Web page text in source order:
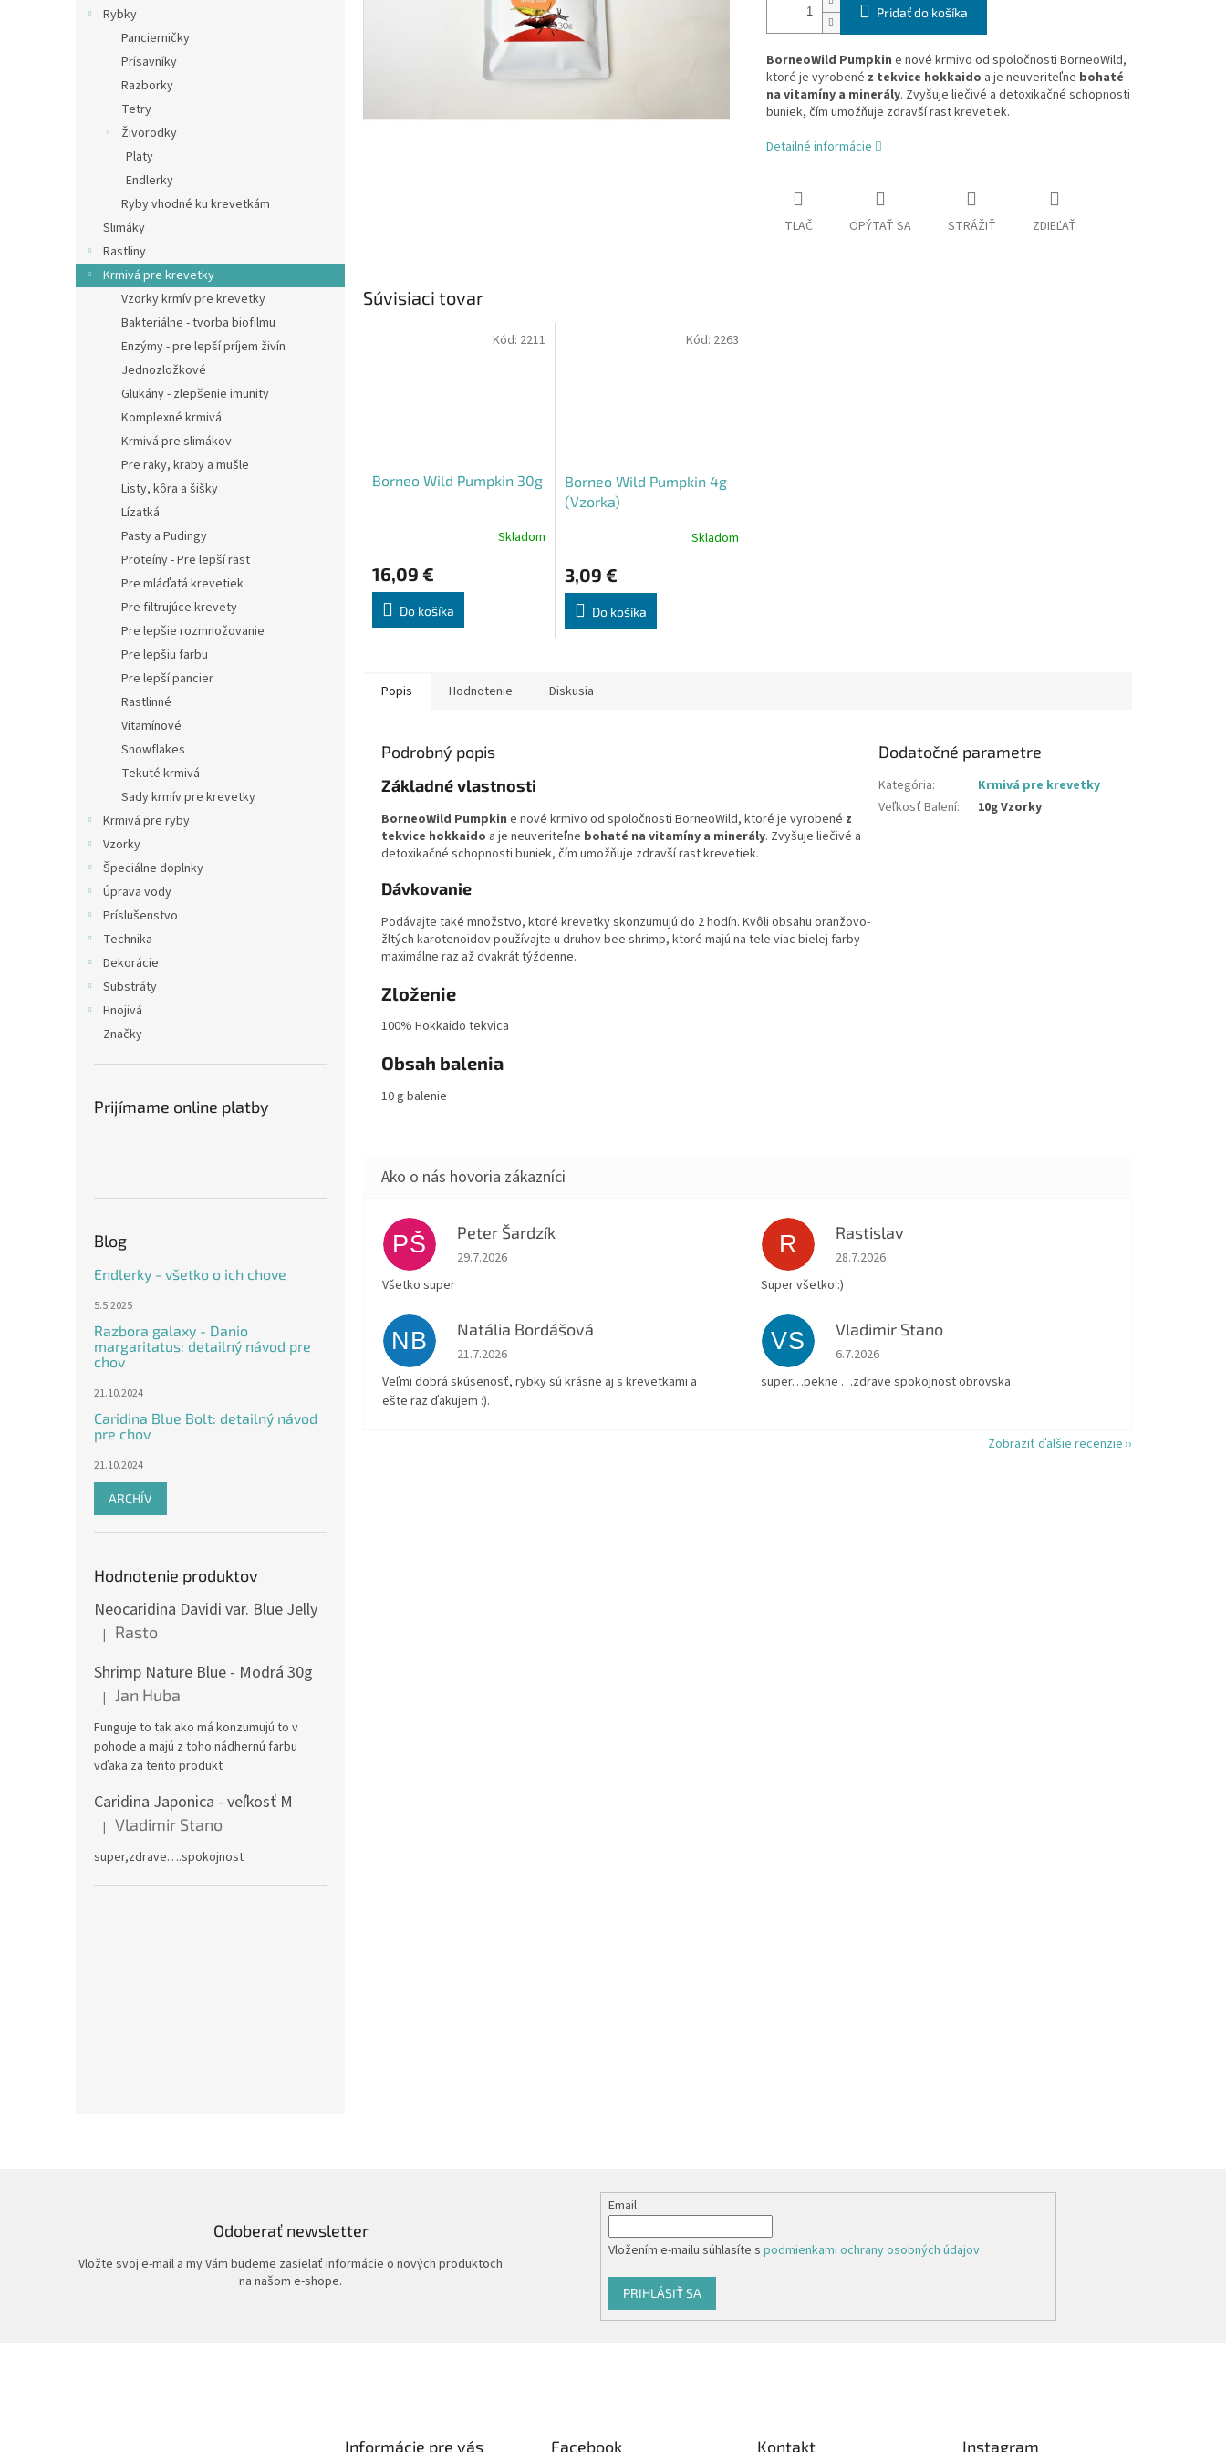
Rybky
Pancierničky
Prísavníky
Razborky
Tetry
Živorodky
Platy
Endlerky
Ryby vhodné ku krevetkám
Slimáky
Rastliny
Krmivá pre krevetky
Vzorky krmív pre krevetky
Bakteriálne - tvorba biofilmu
Enzýmy - pre lepší príjem živín
Jednozložkové
Glukány - zlepšenie imunity
Komplexné krmivá
Krmivá pre slimákov
Pre raky, kraby a mušle
Listy, kôra a šišky
Lízatká
Pasty a Pudingy
Proteíny - Pre lepší rast
Pre mláďatá krevetiek
Pre filtrujúce krevety
Pre lepšie rozmnožovanie
Pre lepšiu farbu
Pre lepší pancier
Rastlinné
Vitamínové
Snowflakes
Tekuté krmivá
Sady krmív pre krevetky
Krmivá pre ryby
Vzorky
Špeciálne doplnky
Úprava vody
Príslušenstvo
Technika
Dekorácie
Substráty
Hnojivá
Značky
Prijímame online platby
Blog
Endlerky - všetko o ich chove
5.5.2025
Razbora galaxy - Danio
margaritatus: detailný návod pre
chov
21.10.2024
Caridina Blue Bolt: detailný návod
pre chov
21.10.2024
ARCHÍV
Hodnotenie produktov
Neocaridina Davidi var. Blue Jelly
Hodnotenie produktu je 5 z 5 hviezdičiek.
| Rasto
Shrimp Nature Blue - Modrá 30g
Hodnotenie produktu je 5 z 5 hviezdičiek.
| Jan Huba
Funguje to tak ako má konzumujú to v
pohode a majú z toho nádhernú farbu
vďaka za tento produkt
Caridina Japonica - veľkosť M
Hodnotenie produktu je 5 z 5 hviezdičiek.
| Vladimir Stano
super,zdrave….spokojnost
Pridať do košíka
BorneoWild Pumpkin e nové krmivo od spoločnosti BorneoWild,
ktoré je vyrobené z tekvice hokkaido a je neuveriteľne bohaté
na vitamíny a minerály. Zvyšuje liečivé a detoxikačné schopnosti
buniek, čím umožňuje zdravší rast krevetiek.
Detailné informácie
TLAČ OPÝTAŤ SA STRÁŽIŤ ZDIEĽAŤ
Súvisiaci tovar
Borneo Wild Pumpkin 30g
produktu
je
5,0
z
Skladom
16,09 €
Do košíka
Kód: 2211
Borneo Wild Pumpkin 4g
(Vzorka)
Skladom
3,09 €
Do košíka
Kód: 2263
Popis Hodnotenie Diskusia
Podrobný popis
Základné vlastnosti
BorneoWild Pumpkin e nové krmivo od spoločnosti BorneoWild, ktoré je vyrobené z
tekvice hokkaido a je neuveriteľne bohaté na vitamíny a minerály. Zvyšuje liečivé a
detoxikačné schopnosti buniek, čím umožňuje zdravší rast krevetiek.
Dávkovanie
Podávajte také množstvo, ktoré krevetky skonzumujú do 2 hodín. Kvôli obsahu oranžovo-
žltých karotenoidov používajte u druhov bee shrimp, ktoré majú na tele viac bielej farby
maximálne raz až dvakrát týždenne.
Zloženie
100% Hokkaido tekvica
Obsah balenia
10 g balenie
Dodatočné parametre
Kategória:
Krmivá pre krevetky
Veľkosť Balení: 10g Vzorky
PŠ Peter Šardzík
Hodnotenie obchodu je 5 z 5 hviezdičiek.
29.7.2026
Všetko super
R Rastislav
Hodnotenie obchodu je 5 z 5 hviezdičiek.
28.7.2026
Super všetko :)
NB Natália Bordášová
Hodnotenie obchodu je 5 z 5 hviezdičiek.
21.7.2026
Veľmi dobrá skúsenosť, rybky sú krásne aj s krevetkami a
ešte raz ďakujem :).
VS Vladimir Stano
Hodnotenie obchodu je 5 z 5 hviezdičiek.
6.7.2026
super…pekne …zdrave spokojnost obrovska
Zobraziť ďalšie recenzie
Odoberať newsletter
Vložte svoj e-mail a my Vám budeme zasielať informácie o nových produktoch
na našom e-shope.
Email
Vložením e-mailu súhlasíte spodmienkami ochrany osobných údajov
PRIHLÁSIŤ SA
Informácie pre vás Facebook Kontakt Instagram